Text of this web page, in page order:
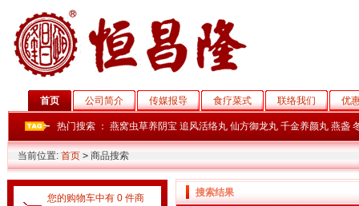
首页 公司简介 传媒报导 食疗菜式 联络我们 优
热门搜索 ： 燕窝虫草养阴宝 追风活络丸 仙方御龙丸 千金养颜丸 燕盏
当前位置: 首页 >商品搜索
您的购物车中有 0 件商
搜索结果